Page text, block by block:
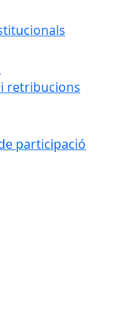
retribucions
participació